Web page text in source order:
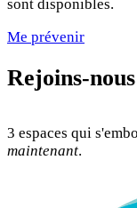
sont disponibles.
Me prévenir
Rejoins-nous
3 espaces qui
maintenant.